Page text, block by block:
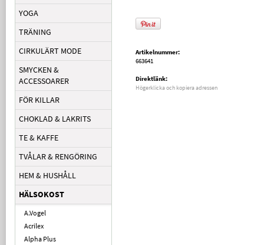
YOGA
TRÄNING
CIRKULÄRT MODE
SMYCKEN &
ACCESSOARER
FÖR KILLAR
CHOKLAD & LAKRITS
TE & KAFFE
TVÅLAR & RENGÖRING
HEM & HUSHÅLL
HÄLSOKOST
A.Vogel
Acrilex
Alpha Plus
Artikelnummer:
663641
Direktlänk:
Högerklicka och kopiera adressen